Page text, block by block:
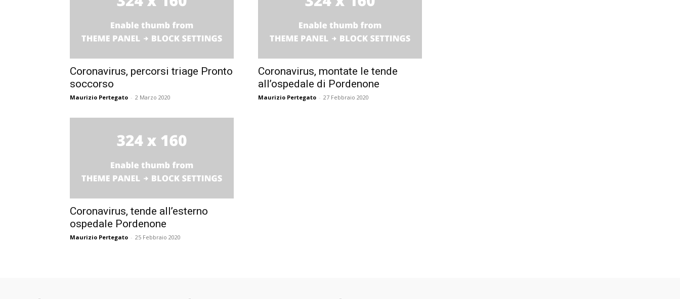
Coronavirus, percorsi triage Pronto
soccorso
Maurizio Pertegato - 2 Marzo 2020
Coronavirus, montate le tende
all’ospedale di Pordenone
Maurizio Pertegato - 27 Febbraio 2020
Coronavirus, tende all’esterno
ospedale Pordenone
Maurizio Pertegato - 25 Febbraio 2020